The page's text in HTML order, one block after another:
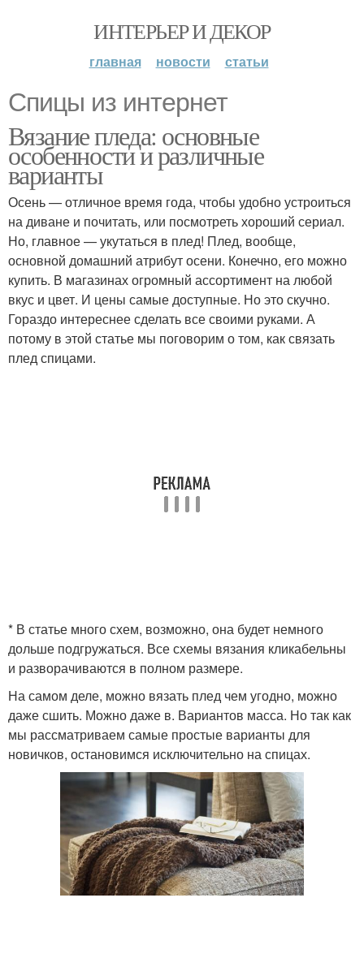
ИНТЕРЬЕР И ДЕКОР
главная новости статьи
Спицы из интернет
Вязание пледа: основные
особенности и различные
варианты
Осень — отличное время года, чтобы удобно устроиться
на диване и почитать, или посмотреть хороший сериал.
Но, главное — укутаться в плед! Плед, вообще,
основной домашний атрибут осени. Конечно, его можно
купить. В магазинах огромный ассортимент на любой
вкус и цвет. И цены самые доступные. Но это скучно.
Гораздо интереснее сделать все своими руками. А
потому в этой статье мы поговорим о том, как связать
плед спицами.
* В статье много схем, возможно, она будет немного
дольше подгружаться. Все схемы вязания кликабельны
и разворачиваются в полном размере.
На самом деле, можно вязать плед чем угодно, можно
даже сшить. Можно даже в. Вариантов масса. Но так как
мы рассматриваем самые простые варианты для
новичков, остановимся исключительно на спицах.